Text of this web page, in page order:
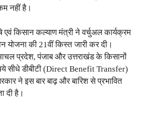
नहीं है।
एवं किसान कल्याण मंत्री ने वर्चुअल कार्यक्रम
योजना की 21वीं किस्त जारी कर दी।
प्रदेश, पंजाब और उत्तराखंड के किसानों
सीधे डीबीटी (Direct Benefit Transfer)
ने इस बार बाढ़ और बारिश से प्रभावित
दी है।